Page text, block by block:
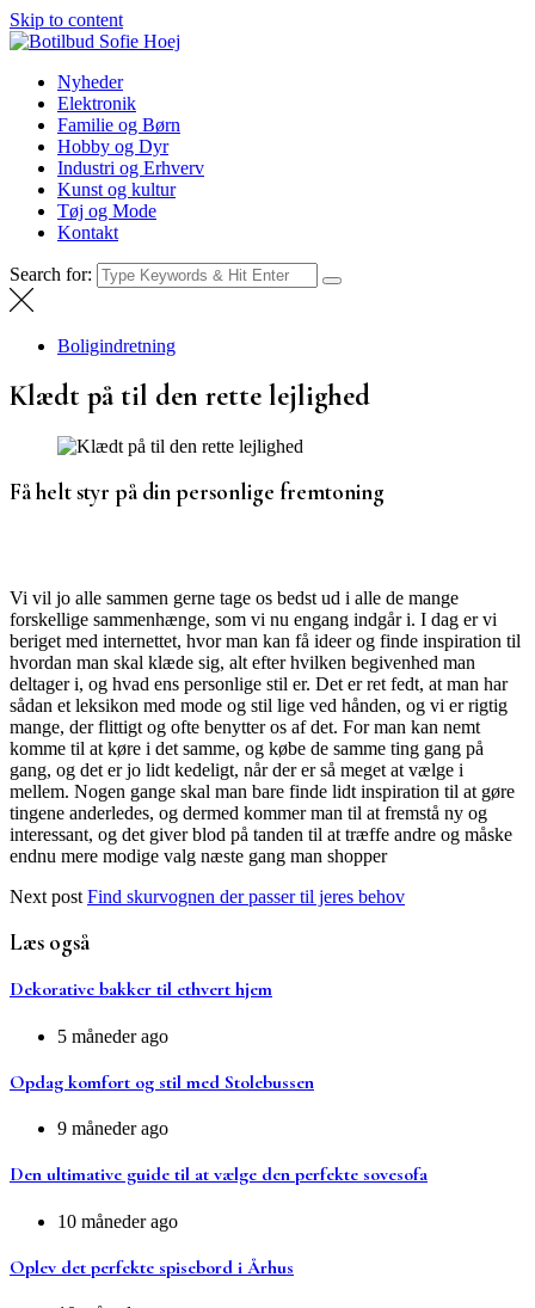
Skip to content
NyhederNyheder
Elektronik
Familie og Børn
Hobby og Dyr
Industri og Erhverv
Kunst og kultur
Tøj og Mode
Kontakt
Search for:
Boligindretning
Klædt på til den rette lejlighed
Få helt styr på din personlige fremtoning
Vi vil jo alle sammen gerne tage os bedst ud i alle de mange
forskellige sammenhænge, som vi nu engang indgår i. I dag er vi
beriget med internettet, hvor man kan få ideer og finde inspiration til
hvordan man skal klæde sig, alt efter hvilken begivenhed man
deltager i, og hvad ens personlige stil er. Det er ret fedt, at man har
sådan et leksikon med mode og stil lige ved hånden, og vi er rigtig
mange, der flittigt og ofte benytter os af det. For man kan nemt
komme til at køre i det samme, og købe de samme ting gang på
gang, og det er jo lidt kedeligt, når der er så meget at vælge i
mellem. Nogen gange skal man bare finde lidt inspiration til at gøre
tingene anderledes, og dermed kommer man til at fremstå ny og
interessant, og det giver blod på tanden til at træffe andre og måske
endnu mere modige valg næste gang man shopper
Next post Find skurvognen der passer til jeres behov
Læs også
Dekorative bakker til ethvert hjem
5 måneder ago
Opdag komfort og stil med Stolebussen
9 måneder ago
Den ultimative guide til at vælge den perfekte sovesofa
10 måneder ago
Oplev det perfekte spisebord i Århus